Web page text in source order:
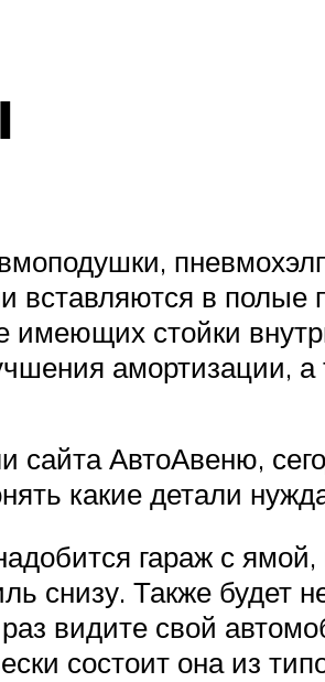
вставляются в
имеющих стойки
амортизации,
сайта АвтоАвеню,
какие детали
гараж с
снизу. Также будет
видите свой
состоит она из